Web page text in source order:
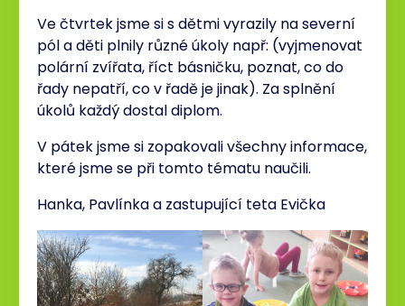
Ve čtvrtek jsme si s dětmi vyrazily na severní
pól a děti plnily různé úkoly např: (vyjmenovat
polární zvířata, říct básničku, poznat, co do
řady nepatří, co v řadě je jinak). Za splnění
úkolů každý dostal diplom.
V pátek jsme si zopakovali všechny informace,
které jsme se při tomto tématu naučili.
Hanka, Pavlínka a zastupující teta Evička